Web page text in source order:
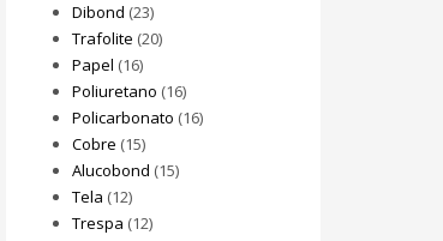
Dibond (23)
Trafolite (20)
Papel (16)
Poliuretano (16)
Policarbonato (16)
Cobre (15)
Alucobond (15)
Tela (12)
Trespa (12)